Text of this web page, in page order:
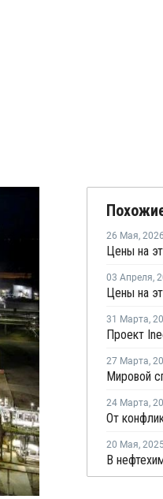
26 Мая, 2026
Цены на
03 Апреля,
31 Марта,
27 Марта,
24 Марта,
20 Мая,